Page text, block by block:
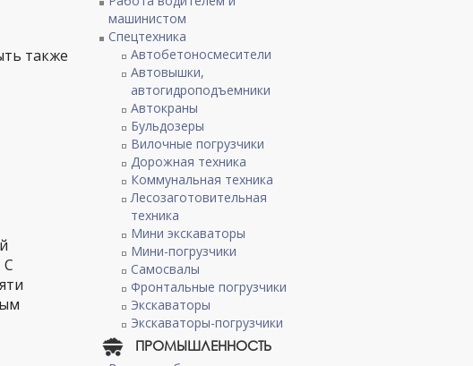
также
С
машинистом
Спецтехника
Автобетоносмесители
Автовышки,
автогидроподъемники
Автокраны
Бульдозеры
Вилочные погрузчики
Дорожная техника
Коммунальная техника
Лесозаготовительная
техника
Мини экскаваторы
Мини-погрузчики
Самосвалы
Фронтальные погрузчики
Экскаваторы
Экскаваторы-погрузчики
ПРОМЫШЛЕННОСТЬ